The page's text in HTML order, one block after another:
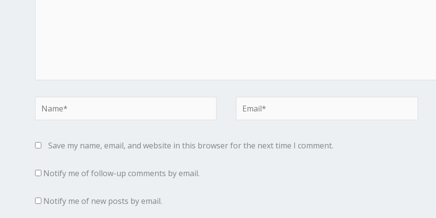
Name* Email*
Save my name, email, and website in this browser for the next time I comment.
Notify me of follow-up comments by email.
Notify me of new posts by email.